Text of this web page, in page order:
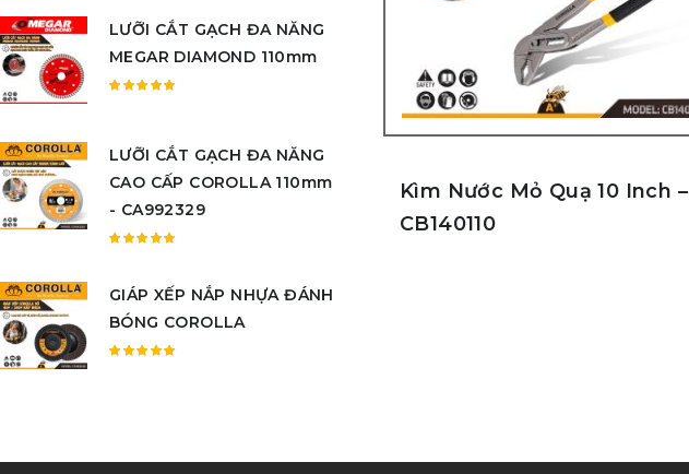
Kìm Nước Mỏ Quạ 10 Inch –
CB140110
hạng
5.005
LƯỠI CẮT GẠCH ĐA NĂNG
MEGAR DIAMOND 110mm
5.00 5
sao
LƯỠI CẮT GẠCH ĐA NĂNG
CAO CẤP COROLLA 110mm
- CA992329
hạng
5.00 5
GIÁP XẾP NẮP NHỰA ĐÁNH
BÓNG COROLLA